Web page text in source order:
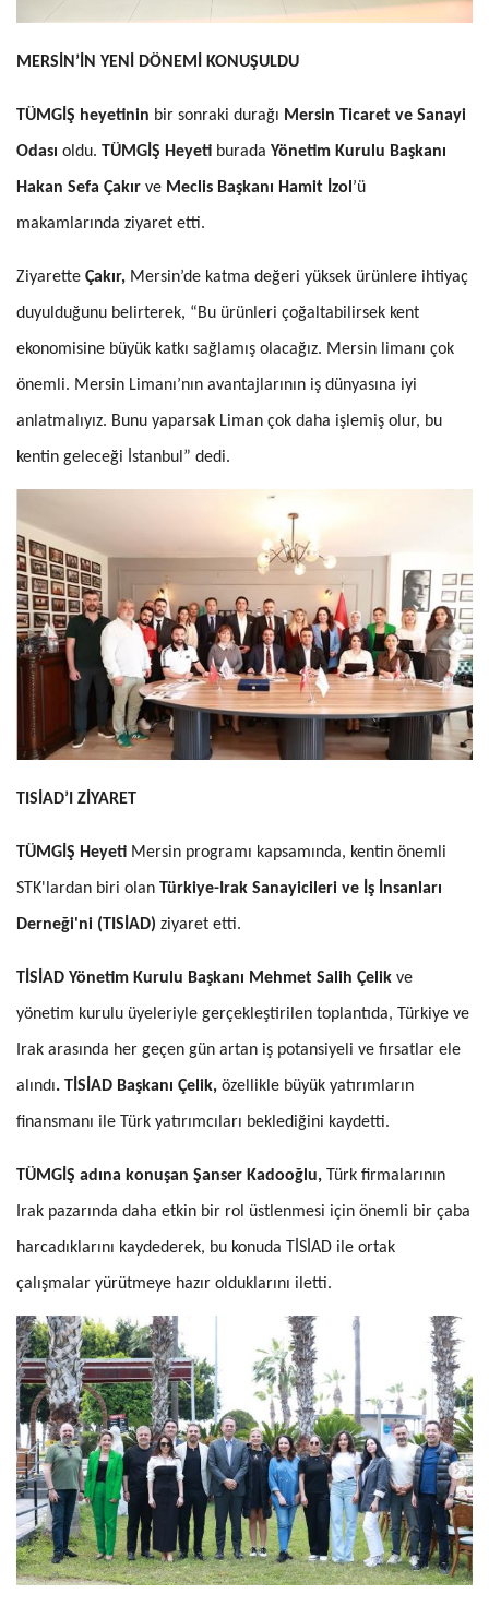
MERSİN’İN YENİ DÖNEMİ KONUŞULDU
TÜMGİŞ heyetinin bir sonraki durağı Mersin Ticaret ve Sanayi
Odası oldu. TÜMGİŞ Heyeti burada Yönetim Kurulu Başkanı
Hakan Sefa Çakır ve Meclis Başkanı Hamit İzol ’ü
makamlarında ziyaret etti.
Ziyarette Çakır, Mersin’de katma değeri yüksek ürünlere ihtiyaç
duyulduğunu belirterek, “Bu ürünleri çoğaltabilirsek kent
ekonomisine büyük katkı sağlamış olacağız. Mersin limanı çok
önemli. Mersin Limanı’nın avantajlarının iş dünyasına iyi
anlatmalıyız. Bunu yaparsak Liman çok daha işlemiş olur, bu
kentin geleceği İstanbul” dedi.
TISİAD’I ZİYARET
TÜMGİŞ Heyeti Mersin programı kapsamında, kentin önemli
STK'lardan biri olan Türkiye-Irak Sanayicileri ve İş İnsanları
Derneği'ni (TISİAD) ziyaret etti.
TİSİAD Yönetim Kurulu Başkanı Mehmet Salih Çelik ve
yönetim kurulu üyeleriyle gerçekleştirilen toplantıda, Türkiye ve
Irak arasında her geçen gün artan iş potansiyeli ve fırsatlar ele
alındı. TİSİAD Başkanı Çelik, özellikle büyük yatırımların
finansmanı ile Türk yatırımcıları beklediğini kaydetti.
TÜMGİŞ adına konuşan Şanser Kadooğlu, Türk firmalarının
Irak pazarında daha etkin bir rol üstlenmesi için önemli bir çaba
harcadıklarını kaydederek, bu konuda TİSİAD ile ortak
çalışmalar yürütmeye hazır olduklarını iletti.